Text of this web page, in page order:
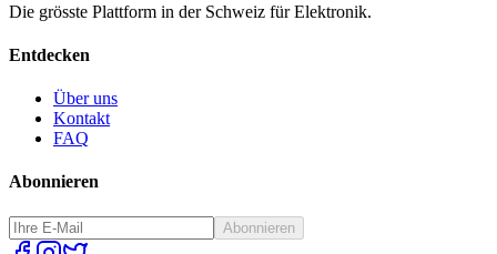
Die grösste Plattform in der Schweiz für Elektronik.
Entdecken
Über uns
Kontakt
FAQ
Abonnieren
Abonnieren